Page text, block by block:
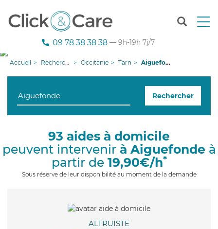
T
n
g
i
09 78 38 38 38 — 9h-19h 7j/7
Accueil Recherche aide à domicile Occitanie Tarn Aiguefonde
Rechercher
93 aides à domicile
peuvent intervenir à Aiguefonde à
partir de 19,90€/h*
Sous réserve de leur disponibilité au moment de la demande
ALTRUISTE